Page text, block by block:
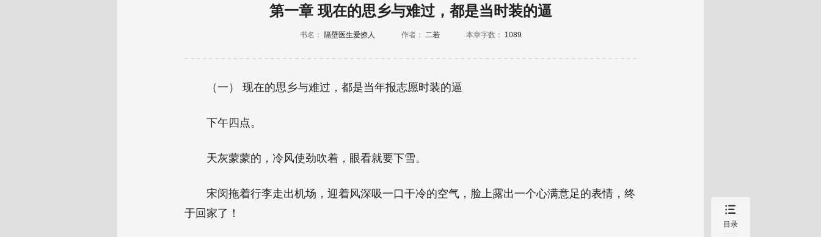

目录
第一章 现在的思乡与难过，都是当时装的逼
书名： 隔壁医生爱撩人 作者： 二若 本章字数： 1089
（一） 现在的思乡与难过，都是当年报志愿时装的逼
下午四点。
天灰蒙蒙的，冷风使劲吹着，眼看就要下雪。
宋闵拖着行李走出机场，迎着风深吸一口干冷的空气，脸上露出一个心满意足的表情，终
于回家了！